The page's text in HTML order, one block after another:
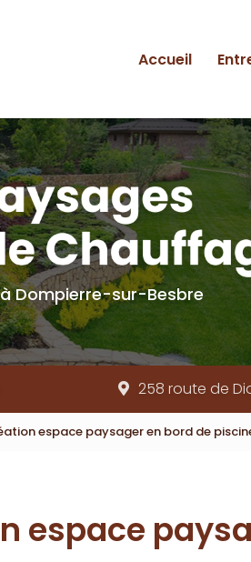
Accueil
Dompierre-sur-Besbre
258 route de
espace paysager en bord de
espace